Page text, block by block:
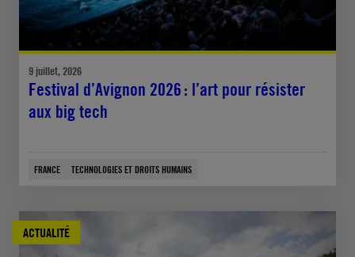
9 juillet, 2026
Festival d’Avignon 2026 : l’art pour résister
aux big tech
FRANCE TECHNOLOGIES ET DROITS HUMAINS
ACTUALITÉ